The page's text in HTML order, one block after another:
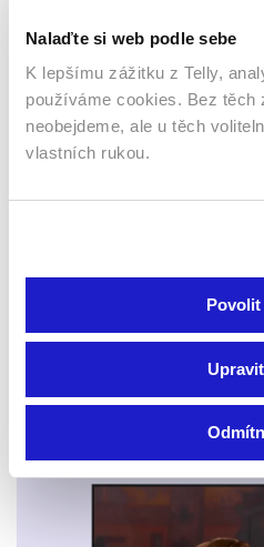
Nalaďte si web podle sebe
K lepšímu zážitku z Telly,
používáme cookies. Bez těch
neobejdeme, ale u těch
vlastních rukou.
Povolit
Upravit
Sledujte kdekoliv
po celé EU, a to až